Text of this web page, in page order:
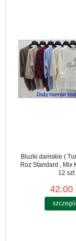
Bluzki damskie (
Roz Standard , Mix
12 szt
42.00